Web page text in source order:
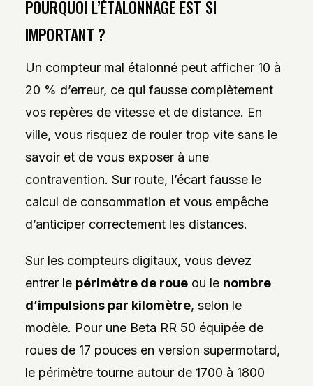
POURQUOI L’ÉTALONNAGE EST SI
IMPORTANT ?
Un compteur mal étalonné peut afficher 10 à
20 % d’erreur, ce qui fausse complètement
vos repères de vitesse et de distance. En
ville, vous risquez de rouler trop vite sans le
savoir et de vous exposer à une
contravention. Sur route, l’écart fausse le
calcul de consommation et vous empêche
d’anticiper correctement les distances.
Sur les compteurs digitaux, vous devez
entrer le périmètre de roueou le nombre
d’impulsions par kilomètre, selon le
modèle. Pour une Beta RR 50 équipée de
roues de 17 pouces en version supermotard,
le périmètre tourne autour de 1700 à 1800